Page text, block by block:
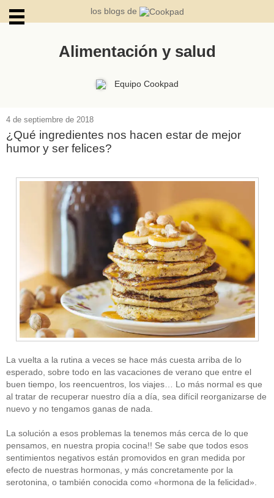
los blogs de
Alimentación y salud
Equipo Cookpad
4 de septiembre de 2018
¿Qué ingredientes nos hacen estar de mejor
humor y ser felices?
La vuelta a la rutina a veces se hace más cuesta arriba de lo
esperado, sobre todo en las vacaciones de verano que entre el
buen tiempo, los reencuentros, los viajes… Lo más normal es que
al tratar de recuperar nuestro día a día, sea difícil reorganizarse de
nuevo y no tengamos ganas de nada.
La solución a esos problemas la tenemos más cerca de lo que
pensamos, en nuestra propia cocina!! Se sabe que todos esos
sentimientos negativos están promovidos en gran medida por
efecto de nuestras hormonas, y más concretamente por la
serotonina, o también conocida como «hormona de la felicidad».